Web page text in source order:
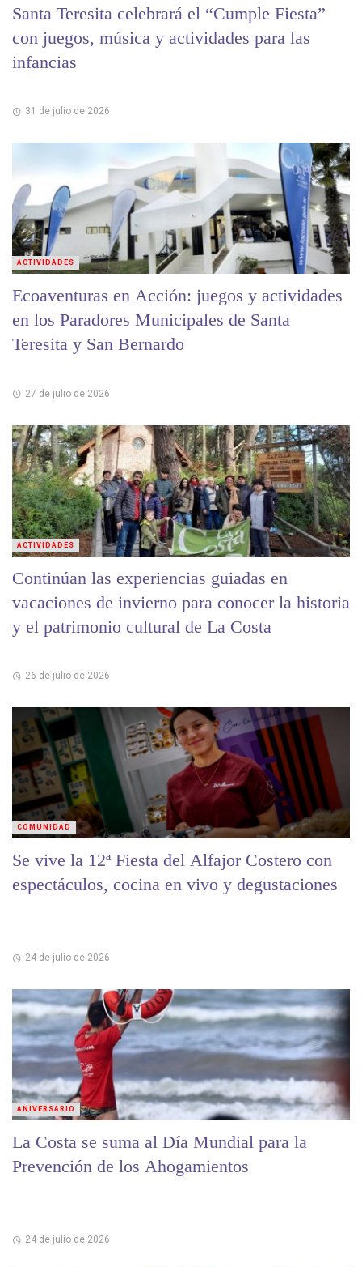
Santa Teresita celebrará el “Cumple Fiesta”
con juegos, música y actividades para las
infancias
31 de julio de 2026
Ecoaventuras en Acción: juegos y actividades
en los Paradores Municipales de Santa
Teresita y San Bernardo
27 de julio de 2026
ACTIVIDADES
Continúan las experiencias guiadas en
vacaciones de invierno para conocer la historia
y el patrimonio cultural de La Costa
26 de julio de 2026
ACTIVIDADES
Se vive la 12ª Fiesta del Alfajor Costero con
espectáculos, cocina en vivo y degustaciones
24 de julio de 2026
COMUNIDAD
La Costa se suma al Día Mundial para la
Prevención de los Ahogamientos
24 de julio de 2026
ANIVERSARIO